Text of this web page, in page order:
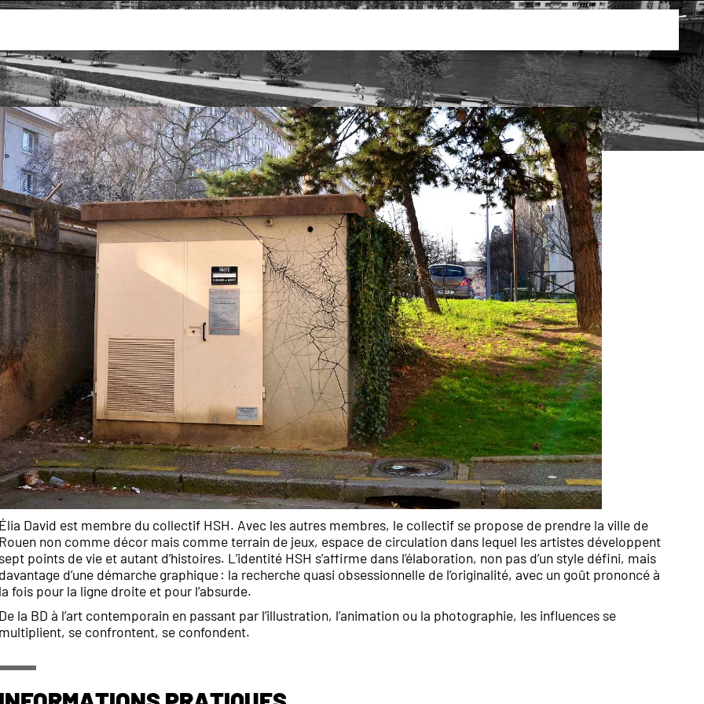
Élia David est membre du collectif HSH. Avec les autres membres, le collectif se propose de prendre la ville de
Rouen non comme décor mais comme terrain de jeux, espace de circulation dans lequel les artistes développent
sept points de vie et autant d’histoires. L’identité HSH s’affirme dans l’élaboration, non pas d’un style défini, mais
davantage d’une démarche graphique : la recherche quasi obsessionnelle de l’originalité, avec un goût prononcé à
la fois pour la ligne droite et pour l’absurde.
De la BD à l’art contemporain en passant par l’illustration, l’animation ou la photographie, les influences se
multiplient, se confrontent, se confondent.